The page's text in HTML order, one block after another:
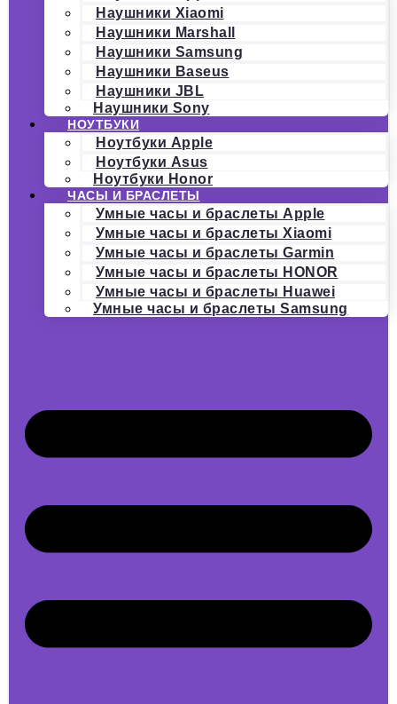
Наушники Xiaomi
Наушники Marshall
Наушники Samsung
Наушники Baseus
Наушники JBL
Наушники Sony
НОУТБУКИ
Ноутбуки Apple
Ноутбуки Asus
Ноутбуки Honor
ЧАСЫ И БРАСЛЕТЫ
Умные часы и браслеты Apple
Умные часы и браслеты Xiaomi
Умные часы и браслеты Garmin
Умные часы и браслеты HONOR
Умные часы и браслеты Huawei
Умные часы и браслеты Samsung